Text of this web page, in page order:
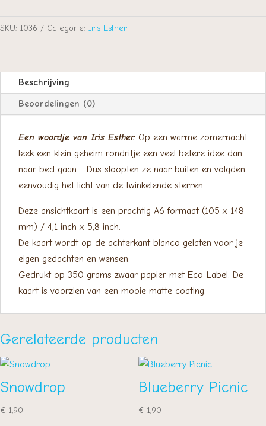
SKU: I036 Categorie: Iris Esther
Beschrijving
Beoordelingen (0)
Een woordje van Iris Esther: Op een warme zomernacht
leek een klein geheim rondritje een veel betere idee dan
naar bed gaan.... Dus sloopten ze naar buiten en volgden
eenvoudig het licht van de twinkelende sterren....
Deze ansichtkaart is een prachtig A6 formaat (105 x 148
mm) / 4,1 inch x 5,8 inch.
De kaart wordt op de achterkant blanco gelaten voor je
eigen gedachten en wensen.
Gedrukt op 350 grams zwaar papier met Eco-Label. De
kaart is voorzien van een mooie matte coating.
Gerelateerde producten
Snowdrop
€ 1,90
Blueberry Picnic
€1,90